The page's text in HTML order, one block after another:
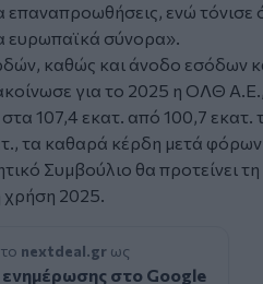
ενώ τόνισε
ευρωπαϊκά σύνορα».
καθώς και άνοδο εσόδων
για το 2025 η ΟΛΘ
107,4 εκατ. από 100,7 εκατ.
τα καθαρά κέρδη μετά
Συμβούλιο θα προτείνει
χρήση 2025.
nextdeal.grως
στο Google